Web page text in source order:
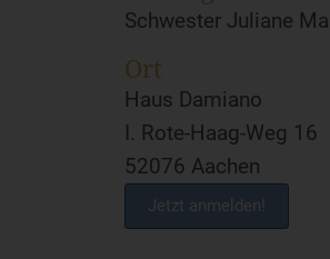
Schwester Juliane
Ort
Haus Damiano
I. Rote-Haag-Weg 16
52076 Aachen
Jetzt anmelden!